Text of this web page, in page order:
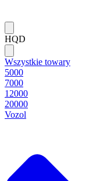
HQD
Wszystkie towary
5000
7000
12000
20000
Vozol